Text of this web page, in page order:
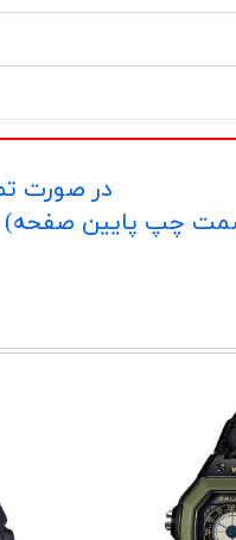
در صورت
پایین صفحه) و یا شماره 09152458635 در واتساپ یا تلگرام و